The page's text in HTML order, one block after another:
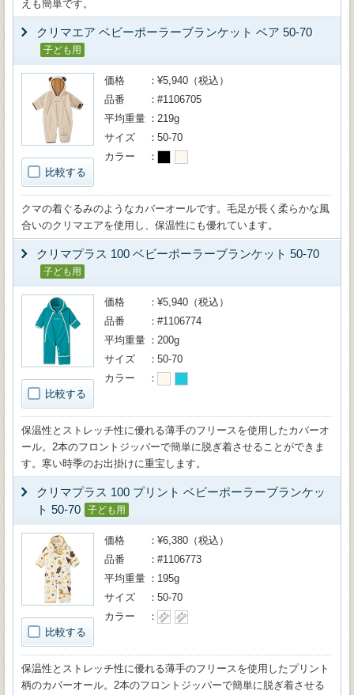
えも簡単です。
クリマエア ベビーポーラーブランケット ベア 50-70
子ども用
比較する
価格
¥5,940（税込）
品番
#1106705
平均重量
219g
サイズ
50-70
カラー
クマの着ぐるみのようなカバーオールです。毛足が長く柔らかな風
合いのクリマエアを使用し、保温性にも優れています。
クリマプラス 100 ベビーポーラーブランケット 50-70
子ども用
比較する
価格
¥5,940（税込）
品番
#1106774
平均重量
200g
サイズ
50-70
カラー
保温性とストレッチ性に優れる薄手のフリースを使用したカバーオ
ール。2本のフロントジッパーで簡単に脱ぎ着させることができま
す。寒い時季のお出掛けに重宝します。
クリマプラス 100 プリント ベビーポーラーブランケッ
ト 50-70
子ども用
比較する
価格
¥6,380（税込）
品番
#1106773
平均重量
195g
サイズ
50-70
カラー
保温性とストレッチ性に優れる薄手のフリースを使用したプリント
柄のカバーオール。2本のフロントジッパーで簡単に脱ぎ着させる